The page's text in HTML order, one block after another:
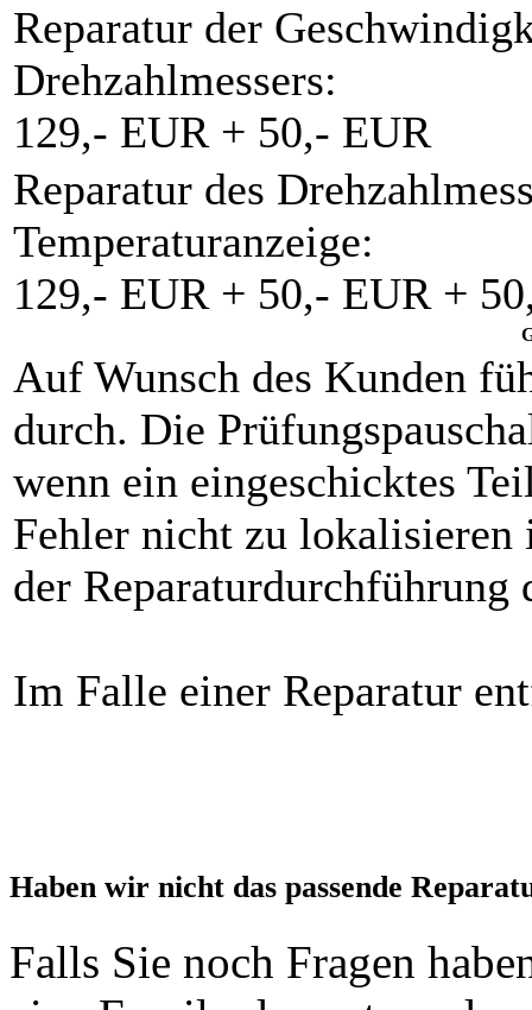
Reparatur der
Drehzahlmessers:
129,- EUR + 50,- EUR
Reparatur des
Temperaturanzeige:
129,- EUR + 50,- EUR +
Auf Wunsch des Kunden
durch. Die
wenn ein eingeschicktes
Fehler nicht zu lokalisieren
der
Im Falle einer Reparatur
Haben wir nicht das passende
Falls Sie noch Fragen